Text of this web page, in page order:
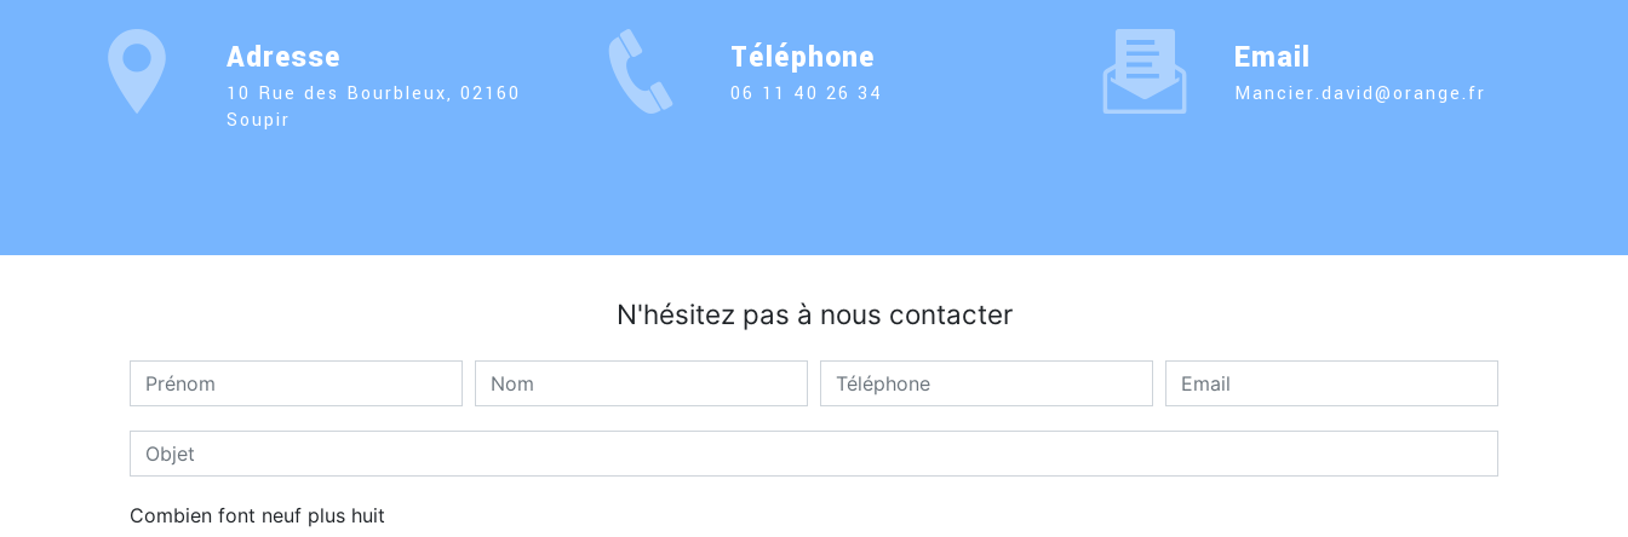
Adresse
10 Rue des Bourbleux, 02160
Soupir
Téléphone
06 11 40 26 34
Email
mancier.david@orange.fr
N'hésitez pas à nous contacter
Combien font neuf plus huit